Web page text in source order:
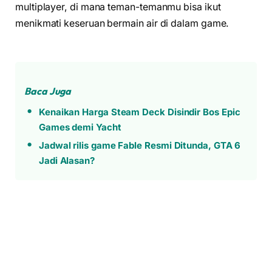
multiplayer, di mana teman-temanmu bisa ikut
menikmati keseruan bermain air di dalam game.
Baca Juga
Kenaikan Harga Steam Deck Disindir Bos Epic
Games demi Yacht
Jadwal rilis game Fable Resmi Ditunda, GTA 6
Jadi Alasan?